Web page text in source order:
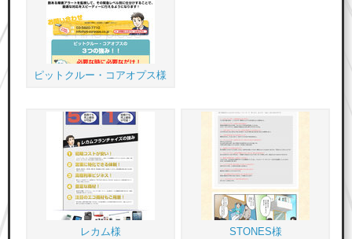
ピットクルー・コアオプス様
レカム様 STONES様